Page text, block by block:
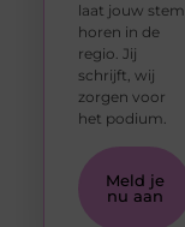
laat jouw stem
horen in de
regio. Jij
schrijft, wij
zorgen voor
het podium.
Meld je
nu aan